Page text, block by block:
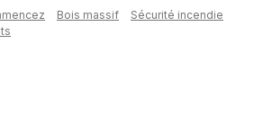
à un large
la
en bois
Bois massif
Sécurité incendie